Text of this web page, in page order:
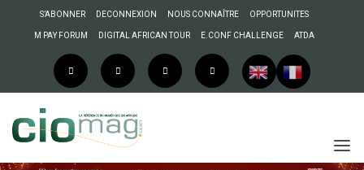
S’ABONNER DECONNEXION NOUS CONNAÎTRE OPPORTUNITES
M PAY FORUM DIGITAL AFRICAN TOUR E.CONF CHALLENGE ATDA